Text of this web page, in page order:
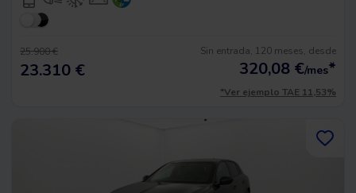
25.900 €
23.310 €
Sin entrada, 120 meses, desde
320,08 €/mes*
*Ver ejemplo TAE 11,53%